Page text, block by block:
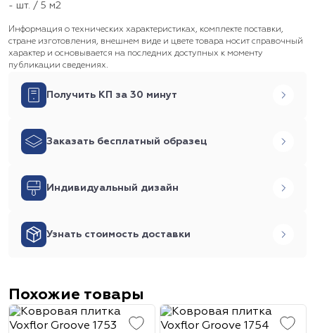
- шт. / 5 м2
Информация о технических характеристиках, комплекте поставки,
стране изготовления, внешнем виде и цвете товара носит справочный
характер и основывается на последних доступных к моменту
публикации сведениях.
Получить КП за 30 минут
Заказать бесплатный образец
Индивидуальный дизайн
Узнать стоимость доставки
Похожие товары